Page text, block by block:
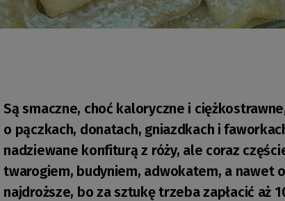
Są smaczne, choć kaloryczne i
o pączkach, donatach, gniazdkach i
nadziewane konfiturą z róży, ale coraz
twarogiem, budyniem, adwokatem, a nawet
najdroższe, bo za sztukę trzeba zapłacić aż